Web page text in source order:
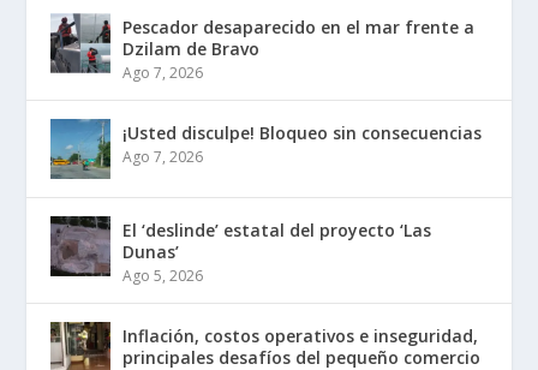
Pescador desaparecido en el mar frente a
Dzilam de Bravo
Ago 7, 2026
¡Usted disculpe! Bloqueo sin consecuencias
Ago 7, 2026
El ‘deslinde’ estatal del proyecto ‘Las
Dunas’
Ago 5, 2026
Inflación, costos operativos e inseguridad,
principales desafíos del pequeño comercio